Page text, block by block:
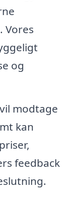
Vores
og
modtage
kan
feedback